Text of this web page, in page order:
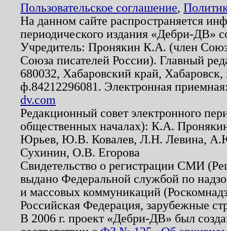
Пользовательское соглашение,
На данном сайте распространяется
периодического издания «Дебри-ДВ»
Учредитель: Пронякин К.А. (член
Союза писателей России). Главный
680032, Хабаровский край,
ф.84212296081. Электронная
dv.com
Редакционный совет электронного
общественных началах): К.А.
Юрьев, Ю.В. Ковалев, Л.Н. Левина,
Сухинин, О.В. Егорова
Свидетельство о регистрации СМИ
выдано Федеральной службой по
и массовых коммуникаций
Российская Федерация, зарубежные
В 2006 г. проект «Дебри-ДВ» был